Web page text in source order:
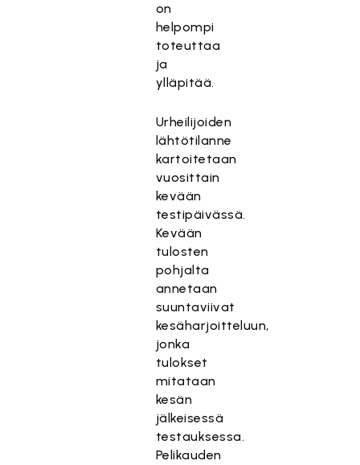
on
helpompi
toteuttaa
ja
ylläpitää.
Urheilijoiden
lähtötilanne
kartoitetaan
vuosittain
kevään
testipäivässä.
Kevään
tulosten
pohjalta
annetaan
suuntaviivat
kesäharjoitteluun,
jonka
tulokset
mitataan
kesän
jälkeisessä
testauksessa.
Pelikauden